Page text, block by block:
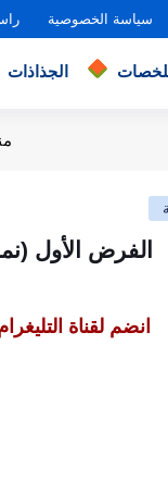
سياسة الخصوصية
الجذاذات
الفرض الأول (نموذج1) الرياضيات الرابع ابتدائي
انضم لقناة